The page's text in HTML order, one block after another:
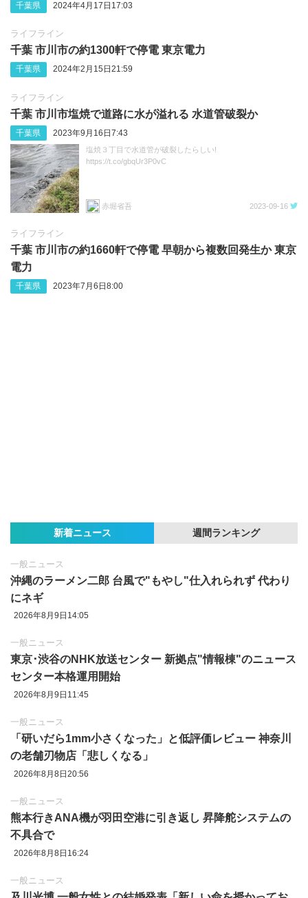
千葉県 2024年4月17日17:03
ライフライン
千葉 市川市の約1300軒で停電 東京電力
千葉県 2024年2月15日21:59
ライフライン
千葉 市川市塩焼で道路に水が溢れる 水道管破裂か
千葉県 2023年9月16日7:43
塩焼３丁目で水道管が破裂したらしい!
https://t.co/gbqUr3P0vC
赤堀省吾 2023-09-16
ライフライン
千葉 市川市の約1660軒で停電 早朝から複数回発生か 東京
電力
千葉県 2023年7月6日8:00
新着ニュース 週間ランキング
一般ニュース
沖縄のラーメン二郎 台風で"もやし"仕入れられず 代わり
にネギ
2026年8月9日14:05
一般ニュース
東京‪･‬渋谷のNHK放送センター 新拠点"情報棟"のニュース
センター本格運用開始
2026年8月9日11:45
一般ニュース
「研いだら1mm小さくなった」と低評価レビュー 神奈川
の老舗刃物店「悲しくなる」
2026年8月8日20:56
一般ニュース
熊本行きANA機が羽田空港に引き返し 昇降舵システムの
不具合で
2026年8月8日16:24
一般ニュース